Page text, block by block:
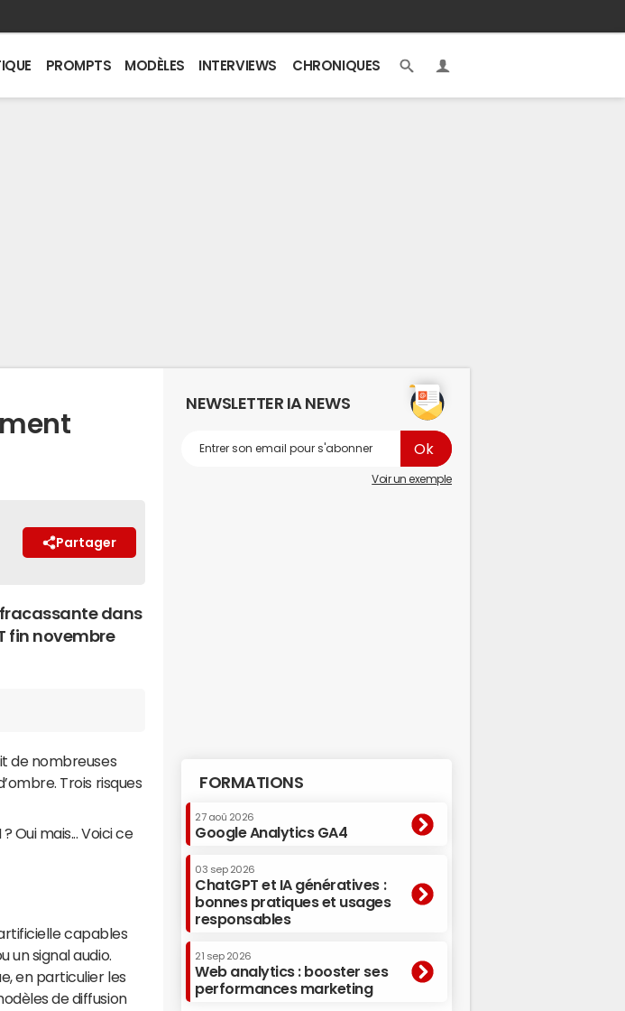
PROMPTS MODÈLES INTERVIEWS CHRONIQUES
Partager
dans
fin novembre
de nombreuses
Trois risques
Oui mais... Voici ce
capables
un signal audio.
en particulier les
de diffusion
NEWSLETTER IA NEWS
Voir un exemple
FORMATIONS
27 aoû 2026
Google Analytics GA4
03 sep 2026
ChatGPT et IA génératives :
bonnes pratiques et usages
responsables
21 sep 2026
Web analytics : booster ses
performances marketing